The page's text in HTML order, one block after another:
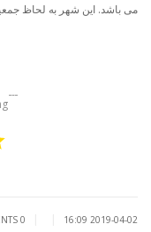
می باشد. این شهر به لحاظ
2019-04-02 16:09
0 COMMENTS